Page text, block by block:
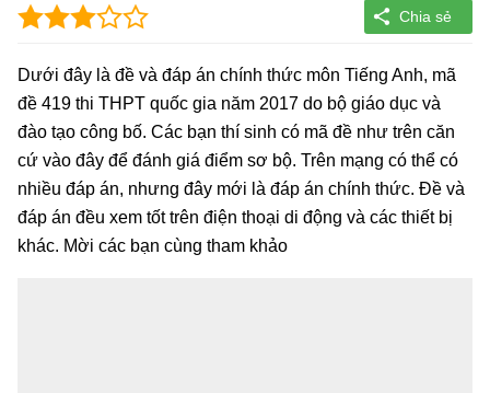
Dưới đây là đề và đáp án chính thức môn Tiếng Anh, mã
đề 419 thi THPT quốc gia năm 2017 do bộ giáo dục và
đào tạo công bố. Các bạn thí sinh có mã đề như trên căn
cứ vào đây để đánh giá điểm sơ bộ. Trên mạng có thể có
nhiều đáp án, nhưng đây mới là đáp án chính thức. Đề và
đáp án đều xem tốt trên điện thoại di động và các thiết bị
khác. Mời các bạn cùng tham khảo